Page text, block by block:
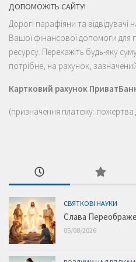
ДОПОМОЖІТЬ САЙТУ!
Дорогі парафіяни та
Вашої фінансової допомоги
ресурсу. Перекажіть будь-яку
потрібне, на рахунок,
Картковий рахунок
(призначення платежу: пожертва
СВЯТКОВІ НАУКИ
Слава
05/08/2026